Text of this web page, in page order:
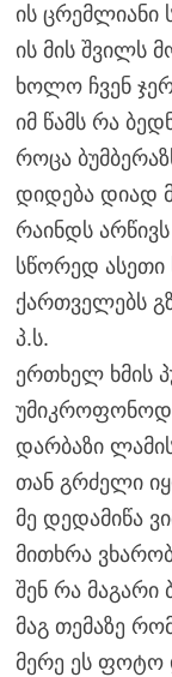
ის ცრემლიანი
ის მის შვილს
ხოლო ჩვენ
იმ წამს რა
როცა
დიდება დიად
რაინდს
სწორედ ასეთი
ქართველებს
პ.ს.
ერთხელ ხმის
უმიკროფონოდ
დარბაზი
თან გრძელი
მე დედამიწა
მითხრა
შენ რა მაგარი
მაგ თემაზე
მერე ეს